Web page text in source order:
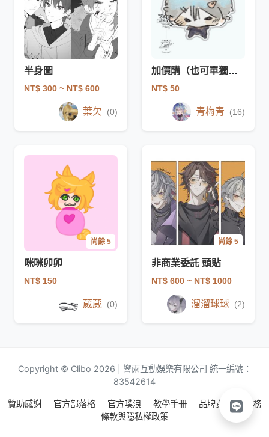
半身圖
NT$ 300 ~ NT$ 600
葉欠 (0)
加價購（也可單獨購買）
NT$ 50
青梅青 (16)
尚餘 5
咪咪卯卯
NT$ 150
葳葳 (0)
尚餘 5
非商業委託 頭貼
NT$ 600 ~ NT$ 1000
溜溜球球 (2)
Copyright © Clibo 2026 | 響雨互動娛樂有限公司 統一編號：
83542614
贊助感謝 官方部落格 官方噗浪 教學手冊 品牌資源
服務
條款與隱私權政策